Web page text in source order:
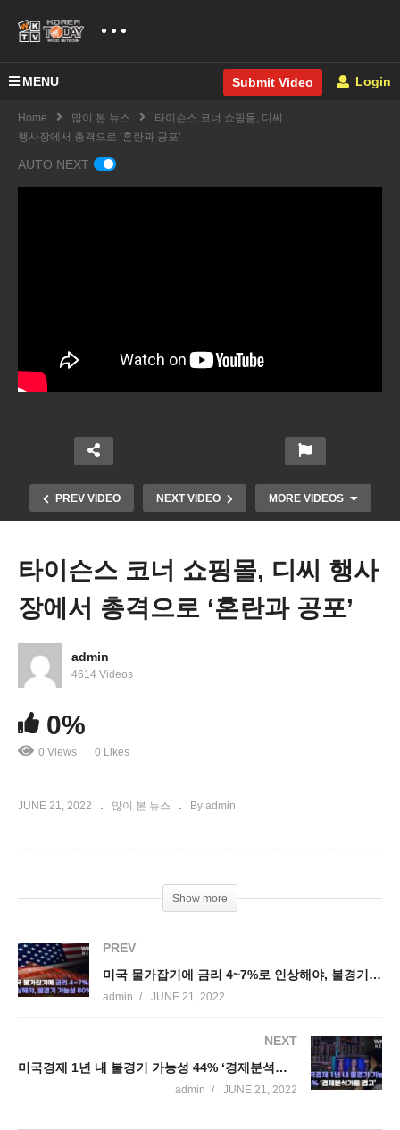
MENU Submit Video Login
Home 많이 본 뉴스
타이슨스 코너 쇼핑몰, 디씨
행사장에서 총격으로 ‘혼란과 공포’
AUTO NEXT
PREV VIDEO NEXT VIDEO MORE VIDEOS
공교육 위기’
타이슨스 코너 쇼핑몰, 디씨 행사
장에서 총격으로 ‘혼란과 공포’
admin
4614 Videos
0%
0 Views 0 Likes
JUNE 21, 2022 많이 본 뉴스 By admin
Show more
PREV
미국 물가잡기에 금리 4~7%로 인상해야, 불경기 가능성 80%
admin JUNE 21, 2022
NEXT
미국경제 1년 내 불경기 가능성 44% ‘경제분석가들 경고’
admin JUNE 21, 2022